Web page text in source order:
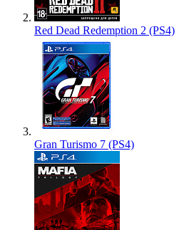
Red Dead Redemption 2 (PS4)
Gran Turismo 7 (PS4)